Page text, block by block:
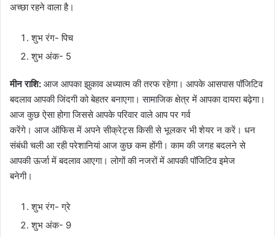
अच्छा रहने वाला है।
शुभ रंग- पिच
शुभ अंक- 5
मीन राशि: आज आपका झुकाव अध्यात्म की तरफ रहेगा। आपके आसपास पॉजिटिव
बदलाव आपकी जिंदगी को बेहतर बनाएगा। सामाजिक क्षेत्र में आपका दायरा बढ़ेगा।
आज कुछ ऐसा होगा जिससे आपके परिवार वाले आप पर गर्व
करेंगे। आज ऑफिस में अपने सीक्रेट्स किसी से भूलकर भी शेयर न करें। धन
संबंधी चली आ रही परेशानियां आज कुछ कम होंगी। काम की जगह बदलने से
आपकी ऊर्जा में बदलाव आएगा। लोगों की नजरों में आपकी पॉजिटिव इमेज
बनेगी।
शुभ रंग- ग्रे
शुभ अंक- 9